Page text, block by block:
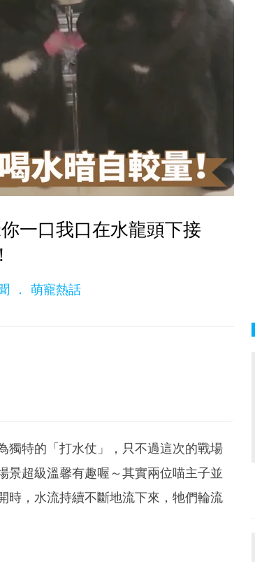
一口我口在水龍頭下接
萌寵熱話
獨特的「打水仗」，只不過這次的戰場
景超級溫馨有趣喔～其實兩位喵主子並
時，水流持續不斷地流下來，牠們輪流